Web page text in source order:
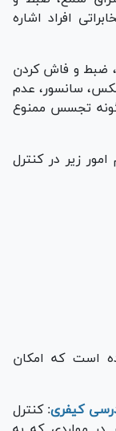
افراد اشاره
ضبط و فاش کردن
سانسور، عدم
تجسس ممنوع
انجام امور زیر در کنترل
است که امکان
کیفری: کنترل